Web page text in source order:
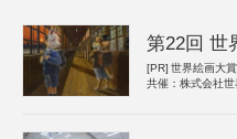
第22回 世
[PR] 世界絵画大
共催：株式会社世